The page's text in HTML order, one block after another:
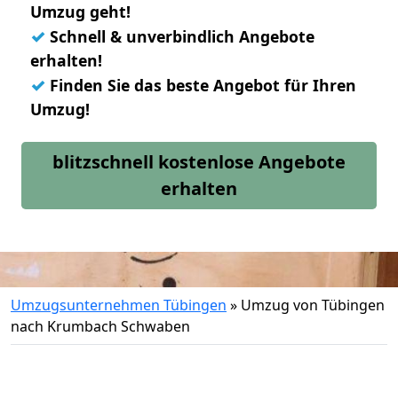
Umzug geht!
✓ Schnell & unverbindlich Angebote
erhalten!
✓ Finden Sie das beste Angebot für Ihren
Umzug!
blitzschnell kostenlose Angebote
erhalten
Umzugsunternehmen Tübingen » Umzug von Tübingen
nach Krumbach Schwaben